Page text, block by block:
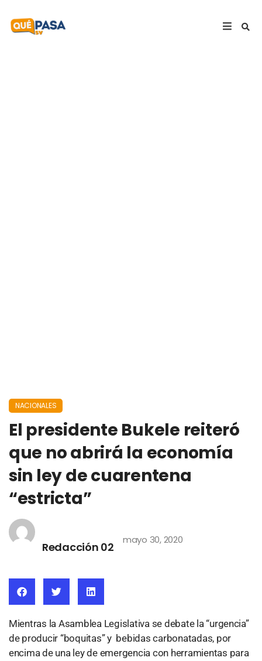
NACIONALES
El presidente Bukele reiteró
que no abrirá la economía
sin ley de cuarentena
“estricta”
Redacción 02
mayo 30, 2020
Mientras la Asamblea Legislativa se debate la “urgencia”
de producir “boquitas” y bebidas carbonatadas, por
encima de una ley de emergencia con herramientas para